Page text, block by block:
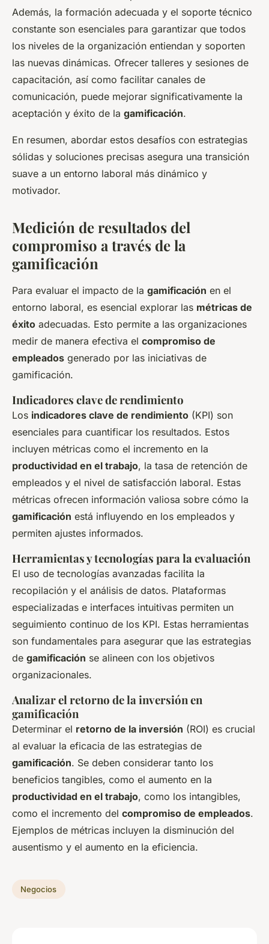
Además, la formación adecuada y el soporte técnico
constante son esenciales para garantizar que todos
los niveles de la organización entiendan y soporten
las nuevas dinámicas. Ofrecer talleres y sesiones de
capacitación, así como facilitar canales de
comunicación, puede mejorar significativamente la
aceptación y éxito de la gamificación.
En resumen, abordar estos desafíos con estrategias
sólidas y soluciones precisas asegura una transición
suave a un entorno laboral más dinámico y
motivador.
Medición de resultados del
compromiso a través de la
gamificación
Para evaluar el impacto de la gamificación en el
entorno laboral, es esencial explorar las métricas de
éxito adecuadas. Esto permite a las organizaciones
medir de manera efectiva el compromiso de
empleados generado por las iniciativas de
gamificación.
Indicadores clave de rendimiento
Los indicadores clave de rendimiento (KPI) son
esenciales para cuantificar los resultados. Estos
incluyen métricas como el incremento en la
productividad en el trabajo, la tasa de retención de
empleados y el nivel de satisfacción laboral. Estas
métricas ofrecen información valiosa sobre cómo la
gamificación está influyendo en los empleados y
permiten ajustes informados.
Herramientas y tecnologías para la evaluación
El uso de tecnologías avanzadas facilita la
recopilación y el análisis de datos. Plataformas
especializadas e interfaces intuitivas permiten un
seguimiento continuo de los KPI. Estas herramientas
son fundamentales para asegurar que las estrategias
de gamificación se alineen con los objetivos
organizacionales.
Analizar el retorno de la inversión en
gamificación
Determinar el retorno de la inversión (ROI) es crucial
al evaluar la eficacia de las estrategias de
gamificación. Se deben considerar tanto los
beneficios tangibles, como el aumento en la
productividad en el trabajo, como los intangibles,
como el incremento del compromiso de empleados.
Ejemplos de métricas incluyen la disminución del
ausentismo y el aumento en la eficiencia.
Negocios